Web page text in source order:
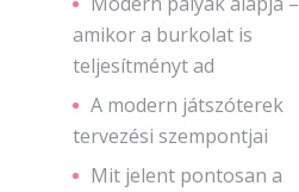
amikor a burkolat is
teljesítményt ad
A modern játszóterek
tervezési szempontjai
Mit jelent pontosan a